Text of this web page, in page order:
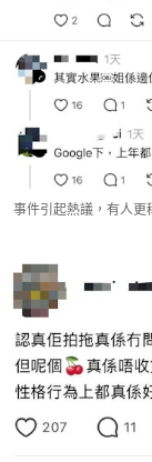
事件引起熱議，有人更